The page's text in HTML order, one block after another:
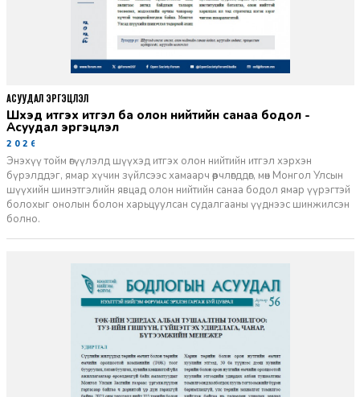
Шүүхэд итгэх итгэл ба олон нийтийн санаа бодол -
Асуудал эргэцүүлэл
2026-06-11
Энэхүү тойм өгүүлэлд шүүхэд итгэх олон нийтийн итгэл хэрхэн
бүрэлддэг, ямар хүчин зүйлсээс хамаарч өөрчлөгддөг, мөн Монгол Улсын
шүүхийн шинэтгэлийн явцад олон нийтийн санаа бодол ямар үүрэгтэй
болохыг онолын болон харьцуулсан судалгааны үүднээс шинжилсэн
болно.
АСУУДАЛ ЭРГЭЦҮҮЛЭЛ